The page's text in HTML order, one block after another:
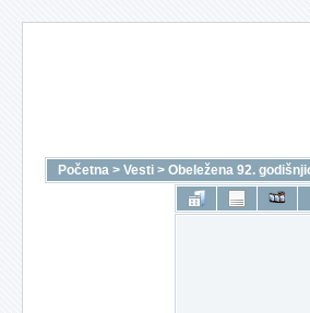
Početna > Vesti > Obeležena 92.